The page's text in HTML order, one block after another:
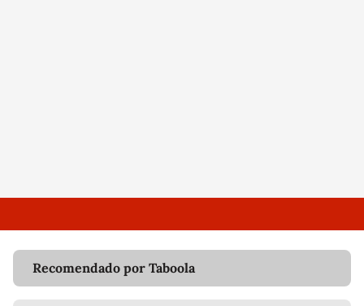
Recomendado por Taboola